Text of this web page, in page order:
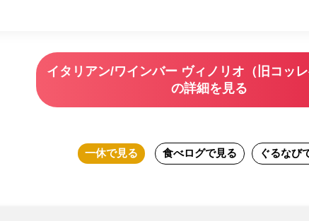
イタリアン/ワインバー ヴィノリオ（旧コッレ
の詳細を見る
一休で見る 食べログで見る ぐるなび